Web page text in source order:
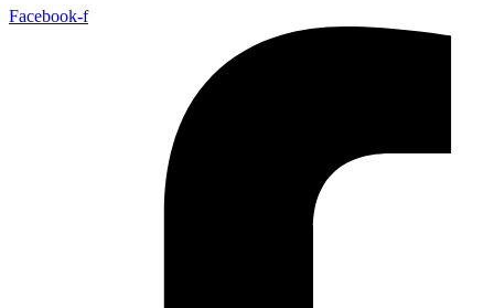
Facebook-f